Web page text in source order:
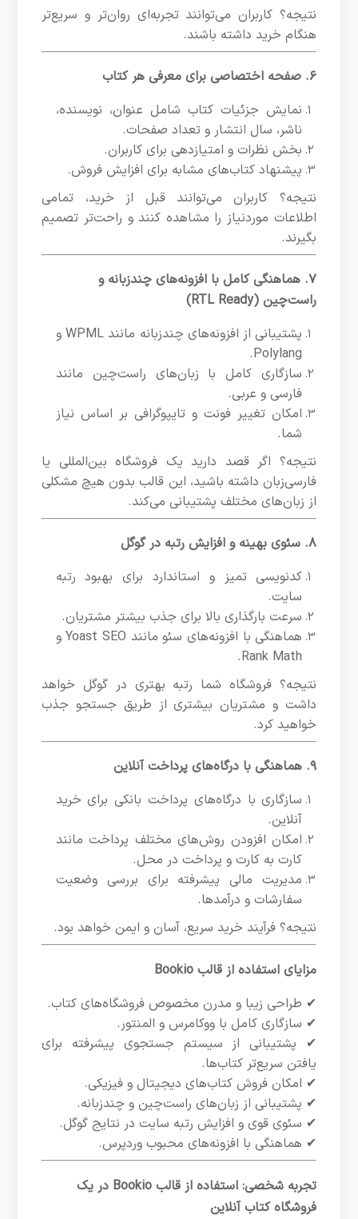
نتیجه؟ کاربران می‌توانند تجربه‌ای روان‌تر و سریع‌تر
هنگام خرید داشته باشند.
۶. صفحه اختصاصی برای معرفی هر کتاب
نمایش جزئیات کتاب شامل عنوان، نویسنده،
ناشر، سال انتشار و تعداد صفحات.
بخش نظرات و امتیازدهی برای کاربران.
پیشنهاد کتاب‌های مشابه برای افزایش فروش.
نتیجه؟ کاربران می‌توانند قبل از خرید، تمامی
اطلاعات موردنیاز را مشاهده کنند و راحت‌تر تصمیم
بگیرند.
۷. هماهنگی کامل با افزونه‌های چندزبانه و
راست‌چین (RTL Ready)
پشتیبانی از افزونه‌های چندزبانه مانند WPML و
Polylang.
سازگاری کامل با زبان‌های راست‌چین مانند
فارسی و عربی.
امکان تغییر فونت و تایپوگرافی بر اساس نیاز
شما.
نتیجه؟ اگر قصد دارید یک فروشگاه بین‌المللی یا
فارسی‌زبان داشته باشید، این قالب بدون هیچ مشکلی
از زبان‌های مختلف پشتیبانی می‌کند.
۸. سئوی بهینه و افزایش رتبه در گوگل
کدنویسی تمیز و استاندارد برای بهبود رتبه
سایت.
سرعت بارگذاری بالا برای جذب بیشتر مشتریان.
هماهنگی با افزونه‌های سئو مانند Yoast SEO و
Rank Math.
نتیجه؟ فروشگاه شما رتبه بهتری در گوگل خواهد
داشت و مشتریان بیشتری از طریق جستجو جذب
خواهید کرد.
۹. هماهنگی با درگاه‌های پرداخت آنلاین
سازگاری با درگاه‌های پرداخت بانکی برای خرید
آنلاین.
امکان افزودن روش‌های مختلف پرداخت مانند
کارت به کارت و پرداخت در محل.
مدیریت مالی پیشرفته برای بررسی وضعیت
سفارشات و درآمدها.
نتیجه؟ فرآیند خرید سریع، آسان و ایمن خواهد بود.
مزایای استفاده از قالب Bookio
✔ طراحی زیبا و مدرن مخصوص فروشگاه‌های کتاب.
✔ سازگاری کامل با ووکامرس و المنتور.
✔ پشتیبانی از سیستم جستجوی پیشرفته برای
یافتن سریع‌تر کتاب‌ها.
✔ امکان فروش کتاب‌های دیجیتال و فیزیکی.
✔ پشتیبانی از زبان‌های راست‌چین و چندزبانه.
✔ سئوی قوی و افزایش رتبه سایت در نتایج گوگل.
✔ هماهنگی با افزونه‌های محبوب وردپرس.
تجربه شخصی: استفاده از قالب Bookio در یک
فروشگاه کتاب آنلاین